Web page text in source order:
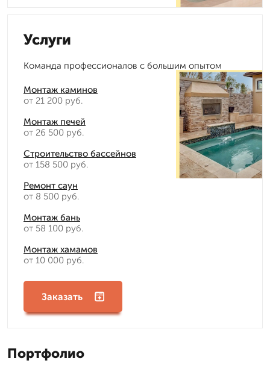
Услуги
Команда профессионалов с большим опытом
Монтаж каминов
от 21 200 руб.
Монтаж печей
от 26 500 руб.
Строительство бассейнов
от 158 500 руб.
Ремонт саун
от 8 500 руб.
Монтаж бань
от 58 100 руб.
Монтаж хамамов
от 10 000 руб.
Заказать
Портфолио